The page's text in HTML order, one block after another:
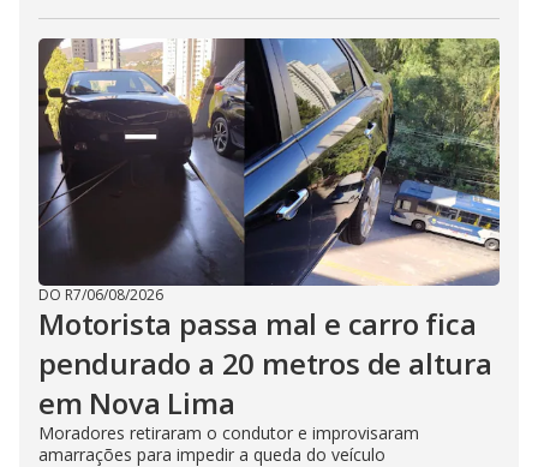
DO R7/06/08/2026
Motorista passa mal e carro fica
pendurado a 20 metros de altura
em Nova Lima
Moradores retiraram o condutor e improvisaram
amarrações para impedir a queda do veículo